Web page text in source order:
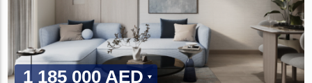
1 185 000 AED